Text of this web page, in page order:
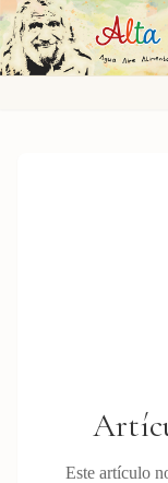
Saltar al contenido
Este artículo